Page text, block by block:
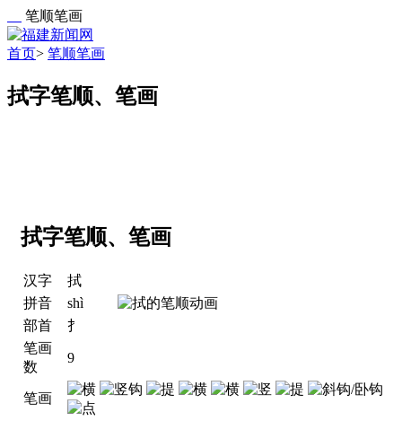
笔顺笔画
首页> 笔顺笔画
拭字笔顺、笔画
拭字笔顺、笔画
汉字
拭
拼音
shì
部首
扌
笔画
数
9
笔画